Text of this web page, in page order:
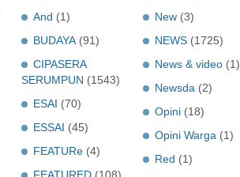
And (1)
BUDAYA (91)
CIPASERA
SERUMPUN (1543)
ESAI (70)
ESSAI (45)
FEATURe (4)
New (3)
NEWS (1725)
News & video (1)
Newsda (2)
Opini (18)
Opini Warga (1)
Red (1)